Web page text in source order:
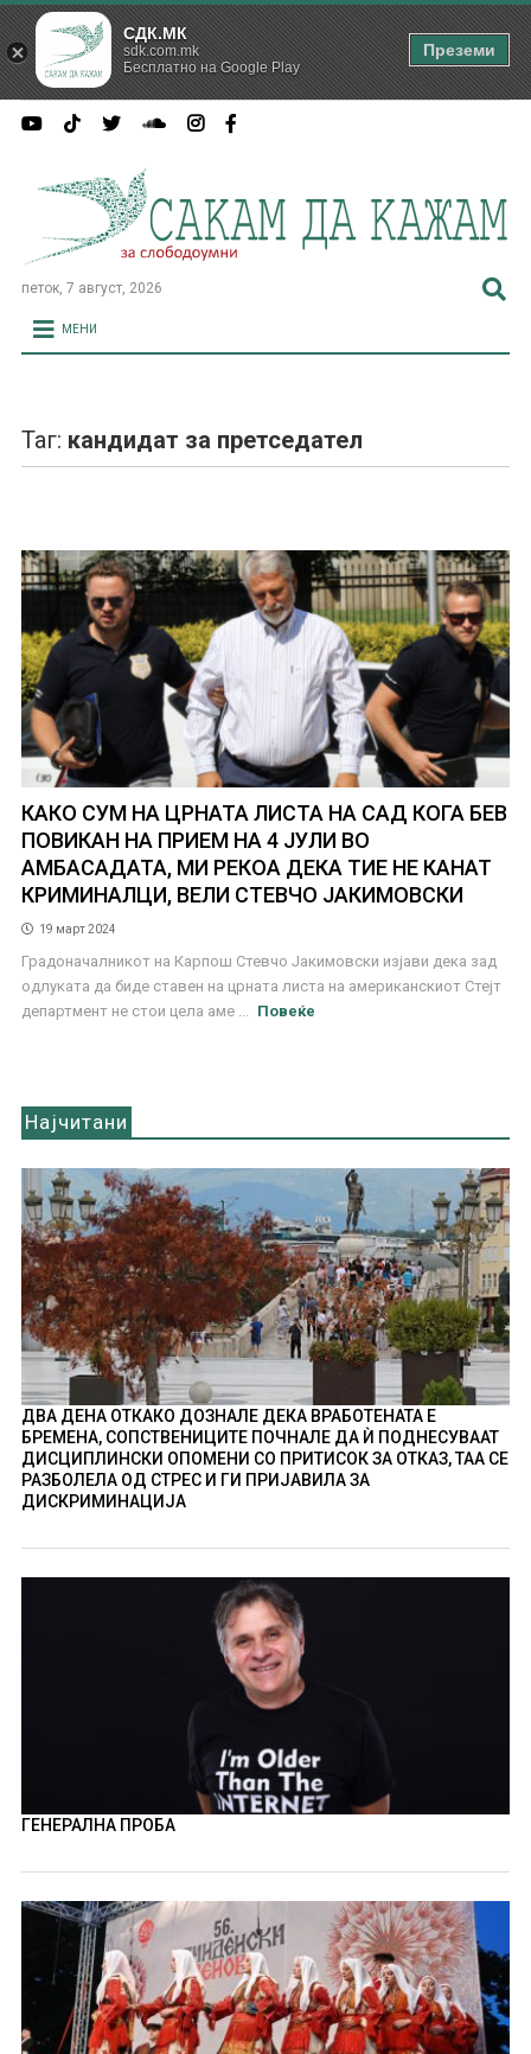
петок, 7 август, 2026
МЕНИ
Таг: кандидат за претседател
КАКО СУМ НА ЦРНАТА ЛИСТА НА САД КОГА БЕВ
ПОВИКАН НА ПРИЕМ НА 4 ЈУЛИ ВО
АМБАСАДАТА, МИ РЕКОА ДЕКА ТИЕ НЕ КАНАТ
КРИМИНАЛЦИ, ВЕЛИ СТЕВЧО ЈАКИМОВСКИ
19 март 2024
Градоначалникот на Карпош Стевчо Јакимовски изјави дека зад
одлуката да биде ставен на црната листа на американскиот Стејт
департмент не стои цела аме ...
Повеќе
Најчитани
ДВА ДЕНА ОТКАКО ДОЗНАЛЕ ДЕКА ВРАБОТЕНАТА Е
БРЕМЕНА, СОПСТВЕНИЦИТЕ ПОЧНАЛЕ ДА Ѝ ПОДНЕСУВААТ
ДИСЦИПЛИНСКИ ОПОМЕНИ СО ПРИТИСОК ЗА ОТКАЗ, ТАА СЕ
РАЗБОЛЕЛА ОД СТРЕС И ГИ ПРИЈАВИЛА ЗА
ДИСКРИМИНАЦИЈА
ГЕНЕРАЛНА ПРОБА
СДК.МК
sdk.com.mk
Бесплатно на Google Play
Преземи